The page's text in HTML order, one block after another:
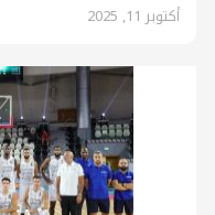
أكتوبر 11, 2025